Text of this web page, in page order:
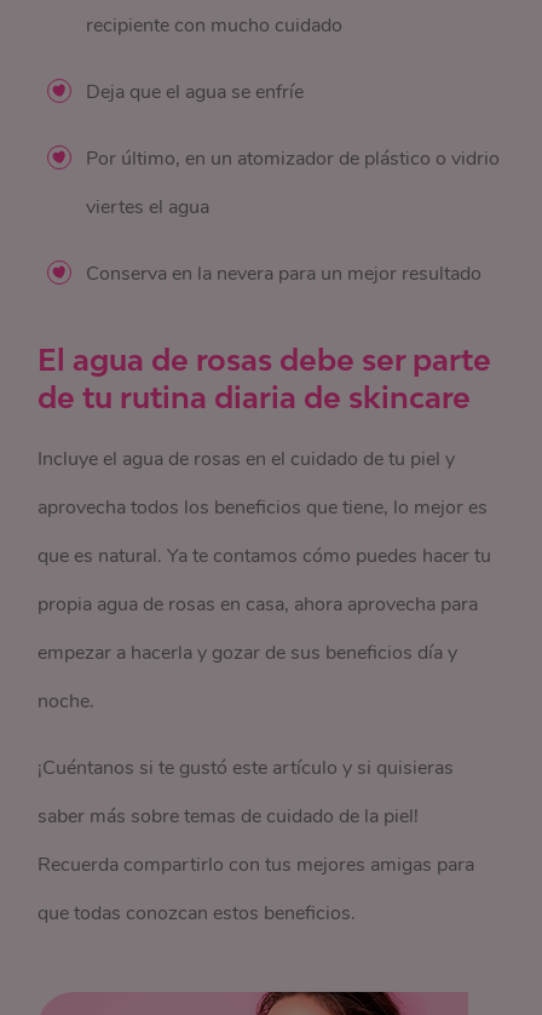
recipiente con mucho cuidado
Deja que el agua se enfríe
Por último, en un atomizador de plástico o vidrio
viertes el agua
Conserva en la nevera para un mejor resultado
El agua de rosas debe ser parte
de tu rutina diaria de skincare
Incluye el agua de rosas en el cuidado de tu piel y
aprovecha todos los beneficios que tiene, lo mejor es
que es natural. Ya te contamos cómo puedes hacer tu
propia agua de rosas en casa, ahora aprovecha para
empezar a hacerla y gozar de sus beneficios día y
noche.
¡Cuéntanos si te gustó este artículo y si quisieras
saber más sobre temas de cuidado de la piel!
Recuerda compartirlo con tus mejores amigas para
que todas conozcan estos beneficios.